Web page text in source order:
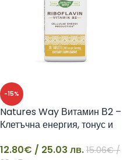
-15%
12
Natures Way Витамин В2 –
Клетъчна енергия, тонус и
12.80€ / 25.03 лв. 15.06€/